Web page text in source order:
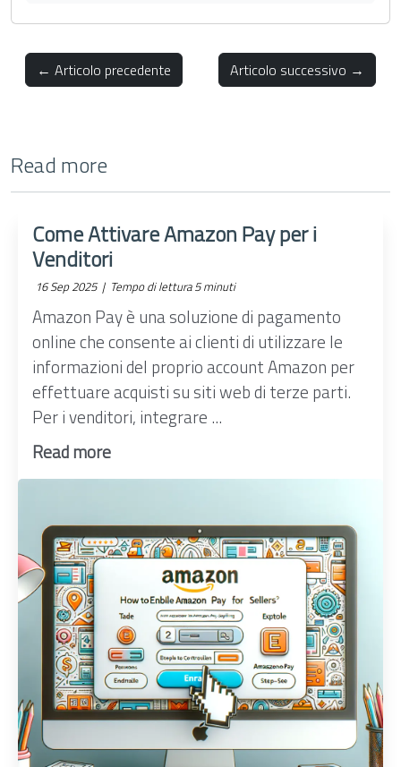
← Articolo precedente Articolo successivo →
Read more
Come Attivare Amazon Pay per i
Venditori
16 Sep 2025 | Tempo di lettura 5 minuti
Amazon Pay è una soluzione di pagamento
online che consente ai clienti di utilizzare le
informazioni del proprio account Amazon per
effettuare acquisti su siti web di terze parti.
Per i venditori, integrare ...
Read more